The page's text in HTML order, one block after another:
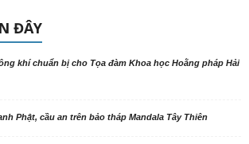
ĐÂY
khí chuẩn bị cho Tọa đàm Khoa học Hoằng pháp Hải
Phật, cầu an trên bảo tháp Mandala Tây Thiên